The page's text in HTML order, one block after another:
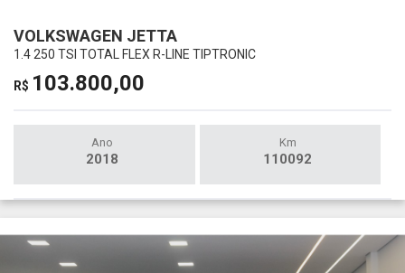
VOLKSWAGEN JETTA
1.4 250 TSI TOTAL FLEX R-LINE TIPTRONIC
R$ 103.800,00
Ano
2018
Km
110092